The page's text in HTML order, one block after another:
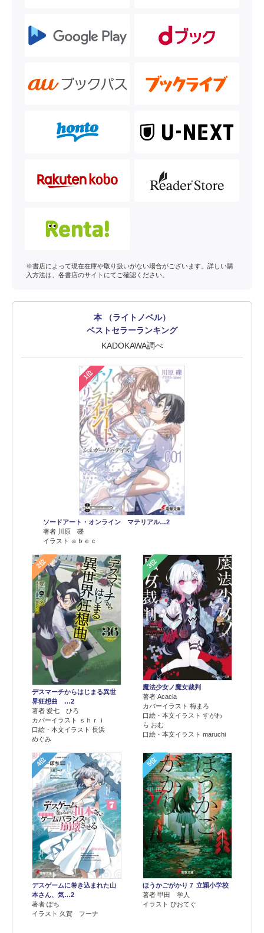
※書店によって現在在庫や取り扱いがない場合がございます。詳しい購
入方法は、各書店のサイトにてご確認ください。
本 （ライトノベル）
ベストセラーランキング
KADOKAWA調べ
1位
ソードアート・オンライン マテリアル…2
著者 川原 礫
イラスト ａｂｅｃ
2位
デスマーチからはじまる異世
界狂想曲 …2
著者 愛七 ひろ
カバーイラスト ｓｈｒｉ
口絵・本文イラスト 長浜
めぐみ
3位
魔法少女ノ魔女裁判
著者 Acacia
カバーイラスト 梅まろ
口絵・本文イラスト すがわ
ら おむ
口絵・本文イラスト maruchi
4位
デスゲームに巻き込まれた山
本さん、気…2
著者 ぽち
イラスト 久賀 フーナ
5位
ほうかごがかり７ 立穎小学校
著者 甲田 学人
イラスト ぴおてぐ